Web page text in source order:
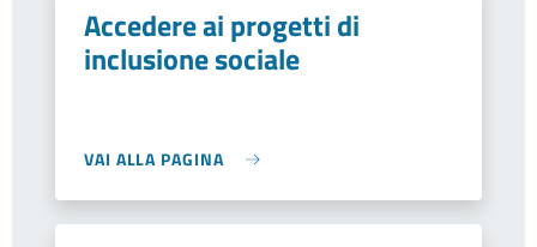
Accedere ai progetti di
inclusione sociale
VAI ALLA PAGINA